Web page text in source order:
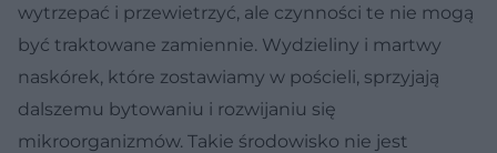
wytrzepać i przewietrzyć, ale czynności te nie mogą
być traktowane zamiennie. Wydzieliny i martwy
naskórek, które zostawiamy w pościeli, sprzyjają
dalszemu bytowaniu i rozwijaniu się
mikroorganizmów. Takie środowisko nie jest